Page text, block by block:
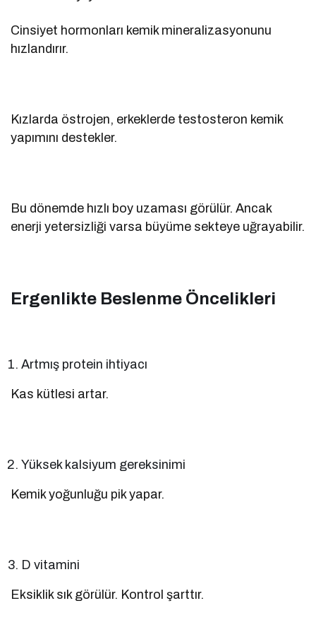
Cinsiyet hormonları kemik mineralizasyonunu
hızlandırır.
Kızlarda östrojen, erkeklerde testosteron kemik
yapımını destekler.
Bu dönemde hızlı boy uzaması görülür. Ancak
enerji yetersizliği varsa büyüme sekteye uğrayabilir.
Ergenlikte Beslenme Öncelikleri
Artmış protein ihtiyacı
Kas kütlesi artar.
Yüksek kalsiyum gereksinimi
Kemik yoğunluğu pik yapar.
D vitamini
Eksiklik sık görülür. Kontrol şarttır.